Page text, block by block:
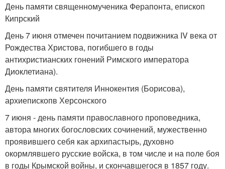
День памяти священномученика Ферапонта, епископ
Кипрский
День 7 июня отмечен почитанием подвижника IV века от
Рождества Христова, погибшего в годы
антихристианских гонений Римского императора
Диоклетиана).
День памяти святителя Иннокентия (Борисова),
архиепископв Херсонского
7 июня - день памяти православного проповедника,
автора многих богословских сочинений, мужественно
проявившего себя как архипастырь, духовно
окормлявшего русские войска, в том числе и на поле боя
в годы Крымской войны, и скончавшегося в 1857 году.